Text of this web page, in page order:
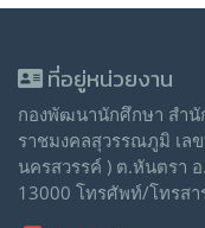
ที่อยู่หน่วยงาน
กองพัฒนานักศึกษา สำนั
ราชมงคลสุวรรณภูมิ เลข
นครสวรรค์ ) ต.หันตรา
13000 โทรศัพท์/โทรสา